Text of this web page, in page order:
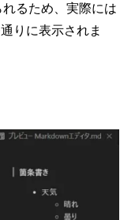
るため、実際には
りに表示されま